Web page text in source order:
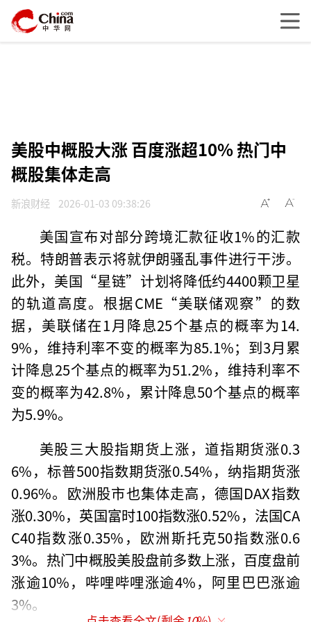
美股中概股大涨 百度涨超10% 热门中
概股集体走高
新浪财经 2026-01-03 09:38:26
美国宣布对部分跨境汇款征收1%的汇款
税。特朗普表示将就伊朗骚乱事件进行干涉。
此外，美国“星链”计划将降低约4400颗卫星
的轨道高度。根据CME“美联储观察”的数
据，美联储在1月降息25个基点的概率为14.
9%，维持利率不变的概率为85.1%；到3月累
计降息25个基点的概率为51.2%，维持利率不
变的概率为42.8%，累计降息50个基点的概率
为5.9%。
美股三大股指期货上涨，道指期货涨0.3
6%，标普500指数期货涨0.54%，纳指期货涨
0.96%。欧洲股市也集体走高，德国DAX指数
涨0.30%，英国富时100指数涨0.52%，法国CA
C40指数涨0.35%，欧洲斯托克50指数涨0.6
3%。热门中概股美股盘前多数上涨，百度盘前
涨逾10%，哔哩哔哩涨逾4%，阿里巴巴涨逾
3%。